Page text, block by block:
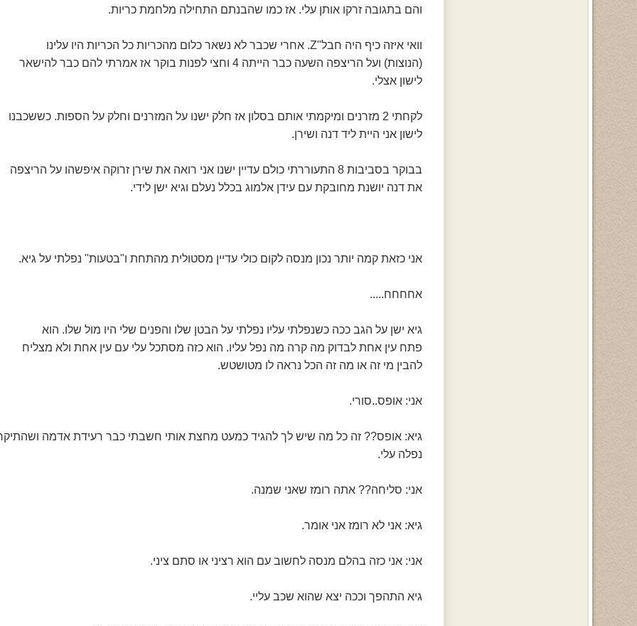
והם בתגובה זרקו אותן עלי. אז כמו שהבנתם התחילה מלחמת כריות.
וואי איזה כיף היה חבל"Z. אחרי שכבר לא נשאר כלום מהכריות כל הכריות היו עלינו
(הנוצות) ועל הריצפה השעה כבר הייתה 4 וחצי לפנות בוקר אז אמרתי להם כבר להישאר
לישון אצלי.
לקחתי 2 מזרנים ומיקמתי אותם בסלון אז חלק ישנו על המזרנים וחלק על הספות. כששכבנו
לישון אני היית ליד דנה ושירן.
בבוקר בסביבות 8 התעוררתי כולם עדיין ישנו אני רואה את שירן זרוקה איפשהו על הריצפה
את דנה יושנת מחובקת עם עידן אלמוג בכלל נעלם וגיא ישן לידי.
אני כזאת קמה יותר נכון מנסה לקום כולי עדיין מסטולית מהתחת ו"בטעות" נפלתי על גיא.
אחחחח.....
גיא ישן על הגב ככה כשנפלתי עליו נפלתי על הבטן שלו והפנים שלי היו מול שלו. הוא
פתח עין אחת לבדוק מה קרה מה נפל עליו. הוא כזה מסתכל עלי עם עין אחת ולא מצליח
להבין מי זה או מה זה הכל נראה לו מטושטש.
אני: אופס..סורי.
גיא: אופס?? זה כל מה שיש לך להגיד כמעט מחצת אותי חשבתי כבר רעידת אדמה
נפלה עלי.
אני: סליחה?? אתה רומז שאני שמנה.
גיא: אני לא רומז אני אומר.
אני: אני כזה בהלם מנסה לחשוב עם הוא רציני או סתם ציני.
גיא התהפך וככה יצא שהוא שכב עליי.